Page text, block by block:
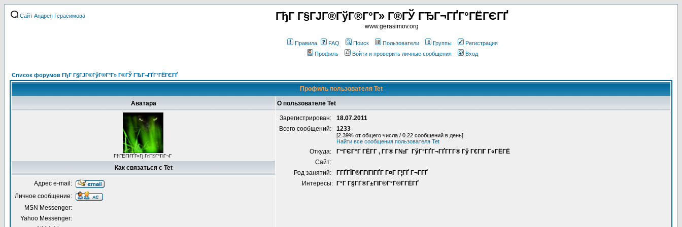
Сайт Андрея Герасимова ГђГ Г§ГЈГ®ГўГ®Г°Г» Г®ГЎ ГЂГ¬ГҐГ°ГЁГЄГҐ
www.gerasimov.org
Правила FAQ Поиск Пользователи Группы
Регистрация
Профиль
Войти и проверить личные сообщения Вход
Список форумов ГђГ Г§ГЈГ®ГўГ®Г°Г» Г®ГЎ ГЂГ¬ГҐГ°ГЁГЄГҐ
Профиль пользователя Tet
Аватара О пользователе Tet
Г†ГЁГІГҐГ«Гј ГґГ®Г°ГіГ¬Г
Зарегистрирован:
18.07.2011
Всего сообщений:
1233
[2.39% от общего числа / 0.22 сообщений в день]
Найти все сообщения пользователя Tet
Откуда:
Г“ГЄГ°Г ГЁГ­Г , Г­Г® Г№Г ГўГ°ГҐГ¬ГҐГ­Г­Г® Гў Г€ГІГ Г«ГЁГЁ
Сайт:
Род занятий:
Г­ГҐГЇГ®Г­ГїГІГҐГ­ Г¤Г Г¦ГҐ Г¬Г­ГҐ
Интересы:
Г°Г Г§Г­Г®Г±ГІГ®Г°Г®Г­ГЁГҐ
Как связаться с Tet
Адрес e-mail:
Личное сообщение:
MSN Messenger:
Yahoo Messenger: